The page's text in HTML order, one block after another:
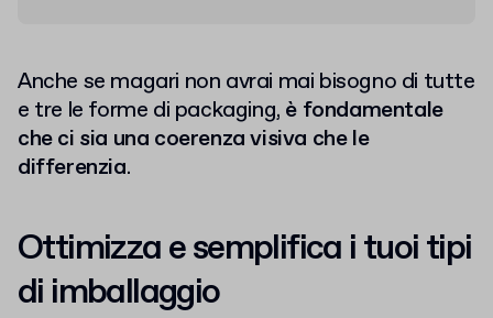
Anche se magari non avrai mai bisogno di tutte
e tre le forme di packaging, è fondamentale
che ci sia una coerenza visiva che le
differenzia.
Ottimizza e semplifica i tuoi tipi
di imballaggio